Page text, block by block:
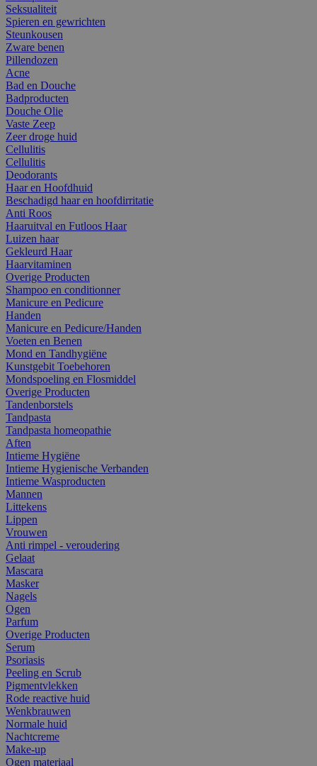
Seksualiteit
Spieren en gewrichten
Steunkousen
Zware benen
Pillendozen
Acne
Bad en Douche
Badproducten
Douche Olie
Vaste Zeep
Zeer droge huid
Cellulitis
Cellulitis
Deodorants
Haar en Hoofdhuid
Beschadigd haar en hoofdirritatie
Anti Roos
Haaruitval en Futloos Haar
Luizen haar
Gekleurd Haar
Haarvitaminen
Overige Producten
Shampoo en conditionner
Manicure en Pedicure
Handen
Manicure en Pedicure/Handen
Voeten en Benen
Mond en Tandhygiëne
Kunstgebit Toebehoren
Mondspoeling en Flosmiddel
Overige Producten
Tandenborstels
Tandpasta
Tandpasta homeopathie
Aften
Intieme Hygiëne
Intieme Hygienische Verbanden
Intieme Wasproducten
Mannen
Littekens
Lippen
Vrouwen
Anti rimpel - veroudering
Gelaat
Mascara
Masker
Nagels
Ogen
Parfum
Overige Producten
Serum
Psoriasis
Peeling en Scrub
Pigmentvlekken
Rode reactive huid
Wenkbrauwen
Normale huid
Nachtcreme
Make-up
Ogen materiaal